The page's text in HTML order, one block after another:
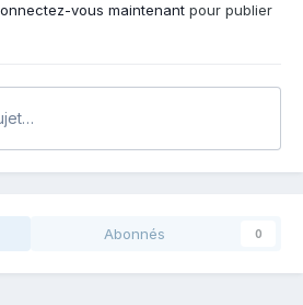
vous maintenant pour publier
Abonnés 0